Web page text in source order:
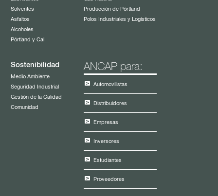
Solventes
Asfaltos
Alcoholes
Pórtland y Cal
Producción de Pórtland
Polos Industriales y Logísticos
Sostenibilidad
Medio Ambiente
Seguridad Industrial
Gestión de la Calidad
Comunidad
ANCAP para:
Automovilistas
Distribuidores
Empresas
Inversores
Estudiantes
Proveedores